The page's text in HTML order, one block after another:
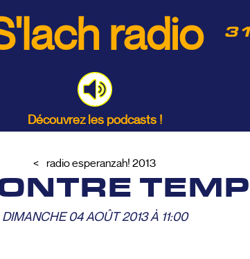
radio
Découvrez les podcasts !
radio esperanzah! 2013
DIMANCHE 04 AOÛT 2013 À 11:00